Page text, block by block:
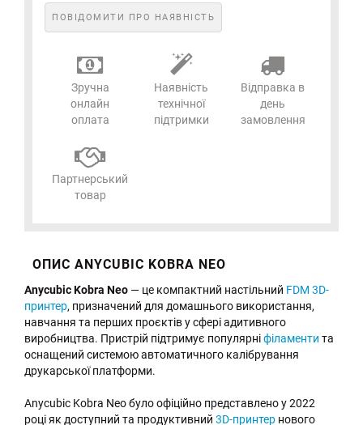
ПОВІДОМИТИ ПРО НАЯВНІСТЬ
Зручна
онлайн
оплата
Наявність
технічної
підтримки
Відправка в
день
замовлення
Партнерський
товар
ОПИС ANYCUBIC KOBRA NEO
Anycubic Kobra Neo — це компактний настільний FDM 3D-
принтер, призначений для домашнього використання,
навчання та перших проєктів у сфері адитивного
виробництва. Пристрій підтримує популярніфіламенти та
оснащений системою автоматичного калібрування
друкарської платформи.
Anycubic Kobra Neo було офіційно представлено у 2022
році як доступний та продуктивний 3D-принтер нового